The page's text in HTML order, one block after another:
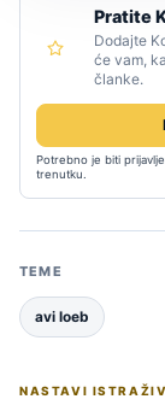
Pratite
Dodajte
će vam,
članke.
Potrebno je biti
trenutku.
TEME
avi loeb
NASTAVI